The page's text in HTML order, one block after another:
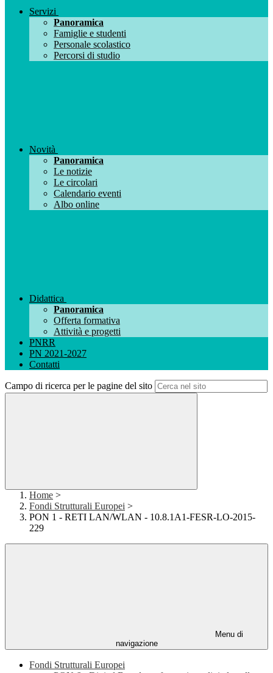
Servizi
Panoramica
Famiglie e studenti
Personale scolastico
Percorsi di studio
Novità
Panoramica
Le notizie
Le circolari
Calendario eventi
Albo online
Didattica
Panoramica
Offerta formativa
Attività e progetti
PNRR
PN 2021-2027
Contatti
Campo di ricerca per le pagine del sito
Home >
Fondi Strutturali Europei >
PON 1 - RETI LAN/WLAN - 10.8.1A1-FESR-LO-2015-
229
Menu di
navigazione
Fondi Strutturali Europei